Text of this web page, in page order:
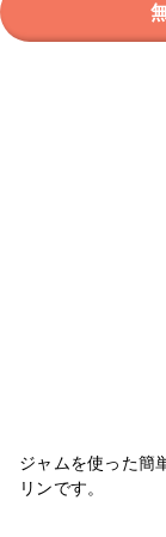
ジャムを使った簡
リンです。